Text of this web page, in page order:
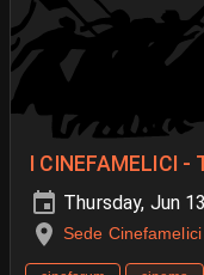
I CINEFAMELICI
Thursday, Jun
Sede Cinefamelici